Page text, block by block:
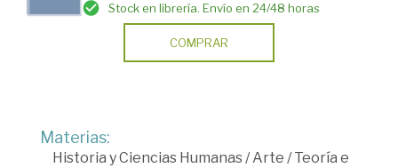
Stock en librería. Envío en 24/48 horas
COMPRAR
Materias:
Historia y Ciencias Humanas/Arte /Teoría e